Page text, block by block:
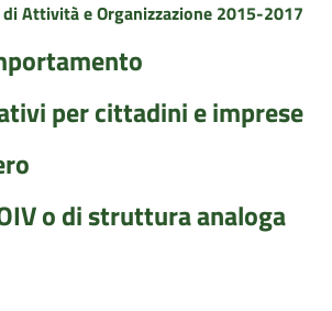
Attività e Organizzazione 2015-2017
per cittadini e imprese
o di struttura analoga